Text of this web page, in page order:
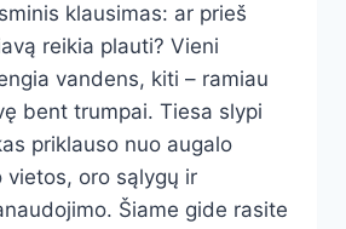
klausimas: ar prieš
reikia plauti? Vieni
vandens, kiti – ramiau
bent trumpai. Tiesa slypi
priklauso nuo augalo
vietos, oro sąlygų ir
Šiame gide rasite